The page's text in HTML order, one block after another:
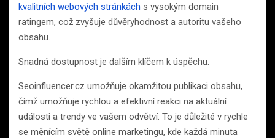
kvalitních webových stránkách s vysokým domain
ratingem, což zvyšuje důvěryhodnost a autoritu vašeho
obsahu.
Snadná dostupnost je dalším klíčem k úspěchu.
Seoinfluencer.cz umožňuje okamžitou publikaci obsahu,
čímž umožňuje rychlou a efektivní reakci na aktuální
události a trendy ve vašem odvětví. To je důležité v rychle
se měnícím světě online marketingu, kde každá minuta